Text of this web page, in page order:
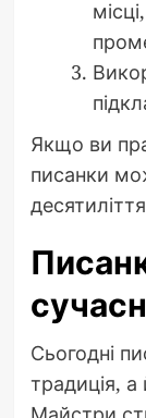
Якщо ви
писанки
Сьогодні
традиція,